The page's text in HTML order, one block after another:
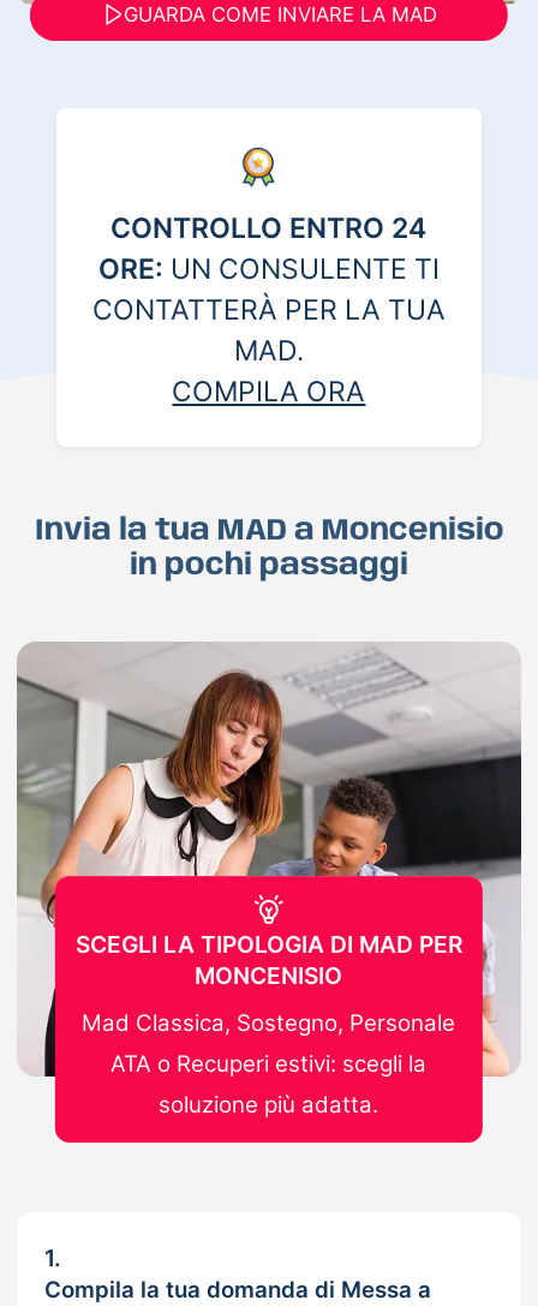
GUARDA COME INVIARE LA MAD
CONTROLLO ENTRO 24
ORE: UN CONSULENTE TI
CONTATTERÀ PER LA TUA
MAD.
COMPILA ORA
Invia la tua MAD a Moncenisio
in pochi passaggi
1.
Compila la tua domanda di Messa a
SCEGLI LA TIPOLOGIA DI MAD PER
MONCENISIO
Mad Classica, Sostegno, Personale
ATA o Recuperi estivi: scegli la
soluzione più adatta.